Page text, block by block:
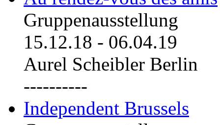
Gruppenausstellung
15.12.18 - 06.04.19
Aurel Scheibler Berlin
----------
Independent Brussels